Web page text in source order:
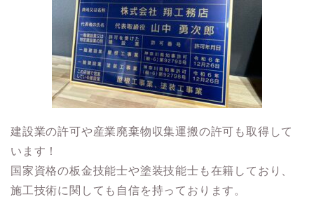
建設業の許可や産業廃棄物収集運搬の許可も取得して
います！
国家資格の板金技能士や塗装技能士も在籍しており、
施工技術に関しても自信を持っております。